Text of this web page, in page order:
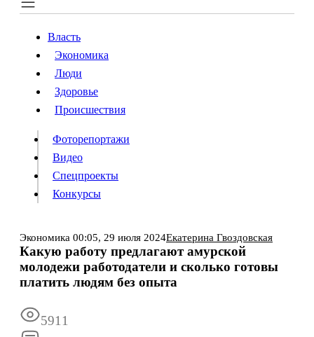
Власть
Происшествия
Видео
Конкурсы
Информация ПодпискаРеклама
Власть
Экономика
Люди
Здоровье
Происшествия
Фоторепортажи
Видео
Спецпроекты
Конкурсы
Экономика 00:05, 29 июля 2024Екатерина Гвоздовская
Какую работу предлагают амурской
молодежи работодатели и сколько готовы
платить людям без опыта
5911